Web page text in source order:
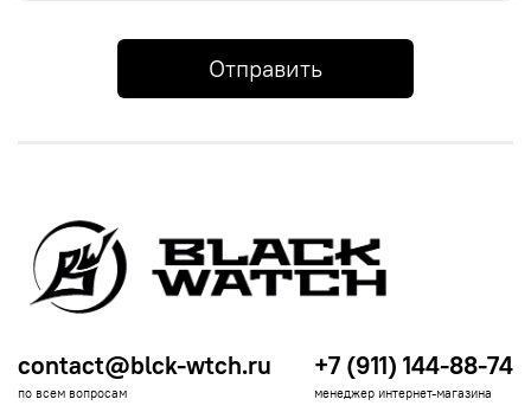
Отправить
contact@blck-wtch.ru
по всем вопросам
+7 (911) 144-88-74
менеджер интернет-магазина